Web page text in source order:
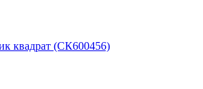
квадрат (СК600456)